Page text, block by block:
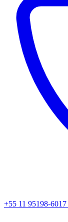
+55 11 95198-6017